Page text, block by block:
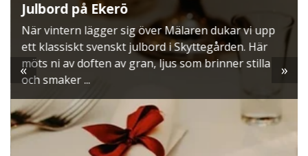
Julbord på Ekerö
När vintern lägger sig över Mälaren dukar vi upp
ett klassiskt svenskt julbord i Skyttegården. Här
möts ni av doften av gran, ljus som brinner stilla
och smaker ...
« »